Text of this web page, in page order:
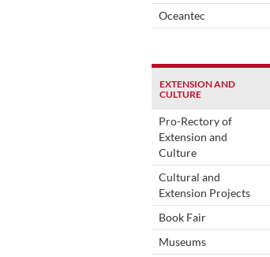
Oceantec
EXTENSION AND
CULTURE
Pro-Rectory of
Extension and
Culture
Cultural and
Extension Projects
Book Fair
Museums